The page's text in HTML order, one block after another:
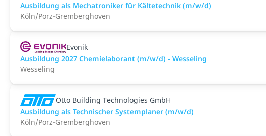
Ausbildung als Mechatroniker für Kältetechnik (m/w/d)
Köln/Porz-Gremberghoven
Evonik
Ausbildung 2027 Chemielaborant (m/w/d) - Wesseling
Wesseling
Otto Building Technologies GmbH
Ausbildung als Technischer Systemplaner (m/w/d)
Köln/Porz-Gremberghoven